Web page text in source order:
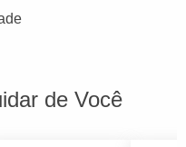
de Você